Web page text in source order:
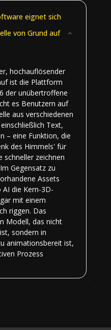
eignet sich
von Grund auf
hochauflösender
ist die Plattform
der unübertroffene
es Benutzern auf
aus verschiedenen
Text,
– eine Funktion, die
des Himmels' für
schneller zeichnen
Gegensatz zu
Assets
die Kern-3D-
mit einem
riggen. Das
Modell, das nicht
sondern in
animationsbereit ist,
Prozess